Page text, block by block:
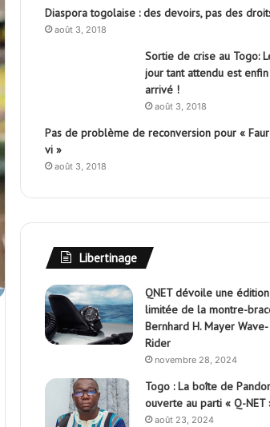
Diaspora togolaise : des devoirs, pas des
août 3, 2018
Sortie de crise au Togo:
jour tant attendu est enfin
arrivé !
août 3, 2018
Pas de problème de reconversion pour «
vi »
août 3, 2018
Libertinage
QNET dévoile une édition
limitée de la montre-
Bernhard H. Mayer Wave-
Rider
novembre 28, 2024
Togo : La boîte de
ouverte au parti « Q-NET
août 23, 2024